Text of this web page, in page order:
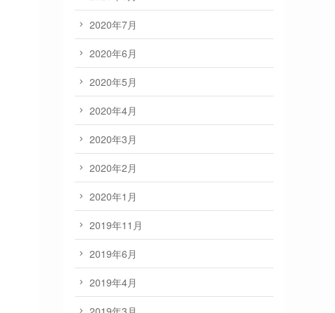
2020年7月
2020年6月
2020年5月
2020年4月
2020年3月
2020年2月
2020年1月
2019年11月
2019年6月
2019年4月